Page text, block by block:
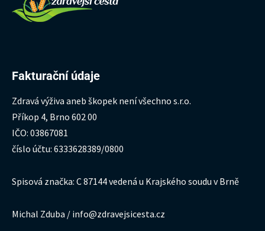
Fakturační údaje
Zdravá výživa aneb škopek není všechno s.r.o.
Příkop 4, Brno 602 00
IČO: 03867081
číslo účtu: 6333628389/0800
Spisová značka: C 87144 vedená u Krajského soudu v Brně
Michal Zduba / info@zdravejsicesta.cz